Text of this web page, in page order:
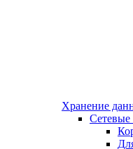
Хранение
Сетевые